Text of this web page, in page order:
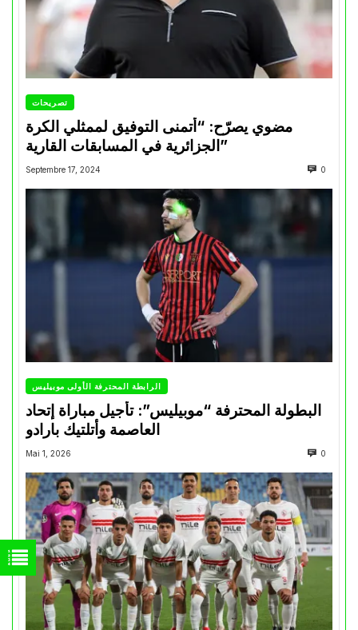
تصريحات
مضوي يصرّح: “أتمنى التوفيق لممثلي الكرة
الجزائرية في المسابقات القارية”
Septembre 17, 2024 0
الرابطة المحترفة الأولى موبيليس
البطولة المحترفة “موبيليس”: تأجيل مباراة إتحاد
العاصمة وأتلتيك بارادو
Mai 1, 2026 0